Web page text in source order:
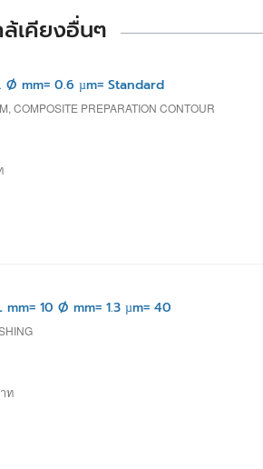
ล้เคียงอื่นๆ
Ø mm= 0.6 µm= Standard
COMPOSITE PREPARATION CONTOUR
mm= 10 Ø mm= 1.3 µm= 40
ท